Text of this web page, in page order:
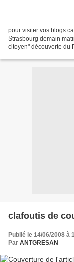
pour visiter vos blogs
Strasbourg demain
citoyen" découverte du
clafoutis de
Publié le 14/06/2008 à
Par ANTGRESAN